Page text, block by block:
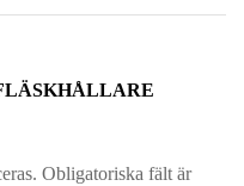
Obligatoriska fält är